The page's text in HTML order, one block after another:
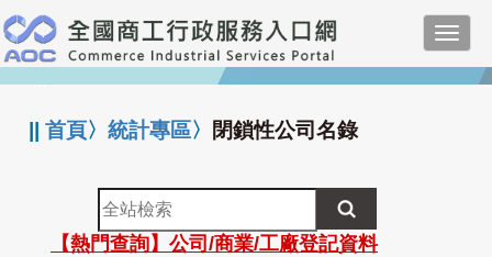
跳
到
主
要
:::
||首頁〉統計專區〉 閉鎖性公司名錄
全
站
檢
【熱門查詢】公司/商業/工廠登記資料